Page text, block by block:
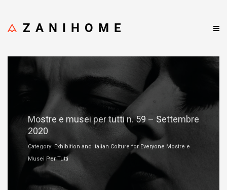
ZANIHOME
Settembre 5, 2020
Mostre e musei per tutti n. 59 – Settembre
2020
Category: Exhibition and Italian Colture for Everyone Mostre e
Musei Per Tutti